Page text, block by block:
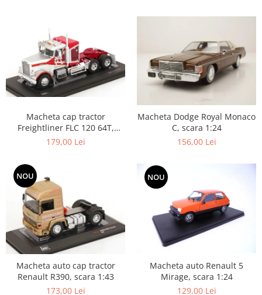
Macheta cap tractor
Freightliner FLC 120 64T,
scara 1:43
179,00 Lei
Macheta Dodge Royal Monaco
C, scara 1:24
156,00 Lei
NOU
Macheta auto cap tractor
Renault R390, scara 1:43
173,00 Lei
NOU
Macheta auto Renault 5
Mirage, scara 1:24
129,00 Lei